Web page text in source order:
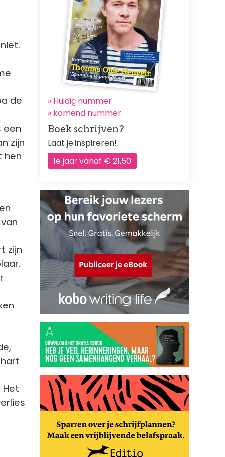
de
een
zijn
hen
zijn
Het
» Huidig nummer
» komend nummer
Boek schrijven?
Laat je inspireren!
1e jaar vanaf € 21,50